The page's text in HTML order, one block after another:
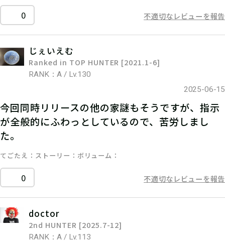
0 不適切なレビューを報告
じぇいえむ
Ranked in TOP HUNTER [2021.1-6]
RANK：A / Lv.130
2025-06-15
今回同時リリースの他の家謎もそうですが、指示
が全般的にふわっとしているので、苦労しまし
た。
てごたえ ストーリー ボリューム
0 不適切なレビューを報告
doctor
2nd HUNTER [2025.7-12]
RANK：A / Lv.113